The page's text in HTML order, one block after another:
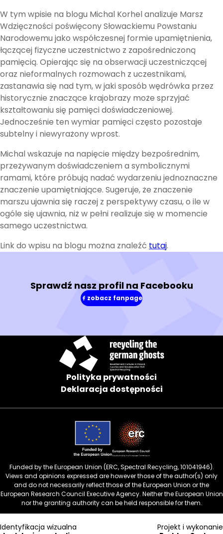
W tym wpisie na blogu Michal Korhel analizuje Marsz
Wdzięczności poświęcony Słowackiemu Powstaniu
Narodowemu jako współczesnej formie upamiętnienia,
łączącej fizyczne uczestnictwo z zapośredniczoną
pamięcią. Opierając się na obserwacji uczestniczącej
oraz nieformalnych rozmowach z uczestnikami,
zastanawia się nad tym, w jaki sposób wędrówka przez
historycznie znaczące krajobrazy może sprzyjać
kształtowaniu się pamięci doświadczeniowej.
Jednocześnie ten wymiar pamięci często pozostaje
subtelny i niewyrażony wprost.
Michal wskazuje na napięcie między bezpośrednim,
przeżywanym doświadczeniem a symbolicznymi
ramami, które próbują nadać wydarzeniu jednoznaczne
znaczenie upamiętniające. Sugeruje, że znaczenie
marszu ujawnia się raczej z perspektywy czasu, o ile w
ogóle się ujawnia, niż w pełni realizuje się w momencie
samego uczestnictwa.
Link do wpisu na blogu można znaleźć tutaj.
Sprawdź nasz profil na Facebooku
zobacz fanpage
(w
nowym
Polityka prywatności
Deklaracja dostępności
Funded by the European Union (ERC, Spectral Recycling, 101041946).
Views and opinions expressed are however those of the author(s) only
and do not necessarily reflect those of the European Union or the
European Research Council Executive Agency. Neither the European Union
nor the granting authority can be held responsible for them.
Identyfikacja wizualna
Projekt i wykonanie